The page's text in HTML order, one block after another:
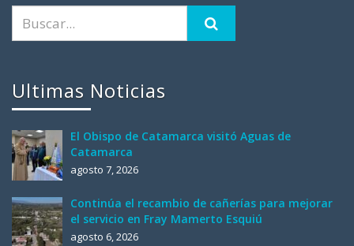
Ultimas Noticias
El Obispo de Catamarca visitó Aguas de
Catamarca
agosto 7, 2026
Continúa el recambio de cañerías para mejorar
el servicio en Fray Mamerto Esquiú
agosto 6, 2026